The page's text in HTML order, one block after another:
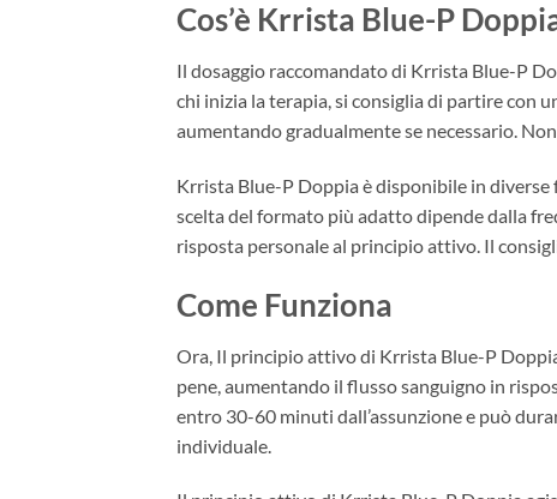
Cos’è Krrista Blue-P
Il dosaggio raccomandato di Krrista Blue-P
chi inizia la terapia, si consiglia di partire con
aumentando gradualmente se necessario.
Krrista Blue-P Doppia è disponibile in
scelta del formato più adatto dipende dalla
risposta personale al principio attivo. Il
Come Funziona
Ora, Il principio attivo di Krrista Blue-P
pene, aumentando il flusso sanguigno in
entro 30-60 minuti dall’assunzione e può
individuale.